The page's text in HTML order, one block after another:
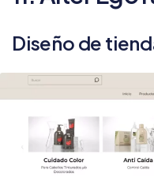
Diseño de